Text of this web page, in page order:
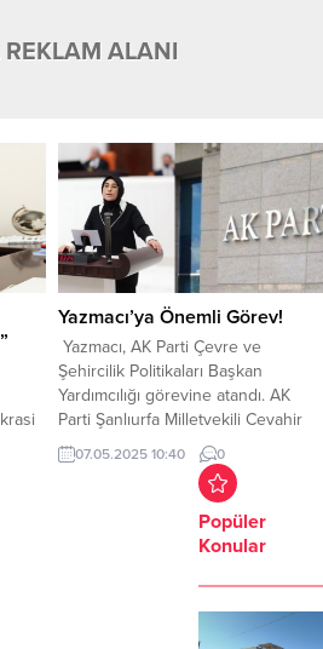
REKLAM ALANI
Yazmacı’ya Önemli Görev!
Yazmacı, AK Parti Çevre ve
Şehircilik Politikaları Başkan
Yardımcılığı görevine atandı. AK
Parti Şanlıurfa Milletvekili Cevahir
Asuman Yazmacı, Cumhurbaşkanı
Recep Tayyip Erdoğan, tarafından
Ak Parti Çevre ve Şehircilik
Politikaları Başkan Yardımcılığı
görevine atandı. Yazmacı, görev
hesabından açıklamalarda bulundu.
Yazmacı, sosyal medya hesabından
yaptığı açıklamalarda şu ifadeleri...
07.05.2025 10:40 0
Popüler
Konular